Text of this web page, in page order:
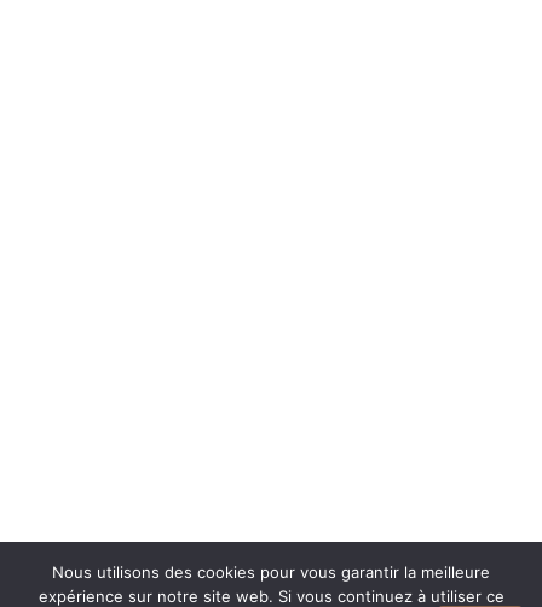
Nous utilisons des cookies pour vous garantir la meilleure
expérience sur notre site web. Si vous continuez à utiliser ce